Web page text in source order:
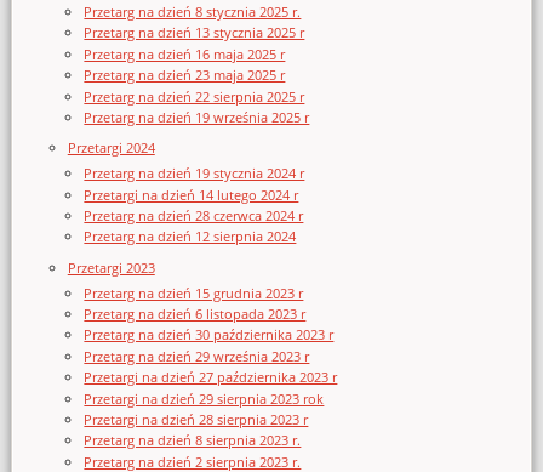
Przetarg na dzień 8 stycznia 2025 r.
Przetarg na dzień 13 stycznia 2025 r
Przetarg na dzień 16 maja 2025 r
Przetarg na dzień 23 maja 2025 r
Przetarg na dzień 22 sierpnia 2025 r
Przetarg na dzień 19 września 2025 r
Przetargi 2024
Przetarg na dzień 19 stycznia 2024 r
Przetargi na dzień 14 lutego 2024 r
Przetarg na dzień 28 czerwca 2024 r
Przetarg na dzień 12 sierpnia 2024
Przetargi 2023
Przetarg na dzień 15 grudnia 2023 r
Przetarg na dzień 6 listopada 2023 r
Przetarg na dzień 30 października 2023 r
Przetarg na dzień 29 września 2023 r
Przetargi na dzień 27 października 2023 r
Przetargi na dzień 29 sierpnia 2023 rok
Przetargi na dzień 28 sierpnia 2023 r
Przetarg na dzień 8 sierpnia 2023 r.
Przetarg na dzień 2 sierpnia 2023 r.